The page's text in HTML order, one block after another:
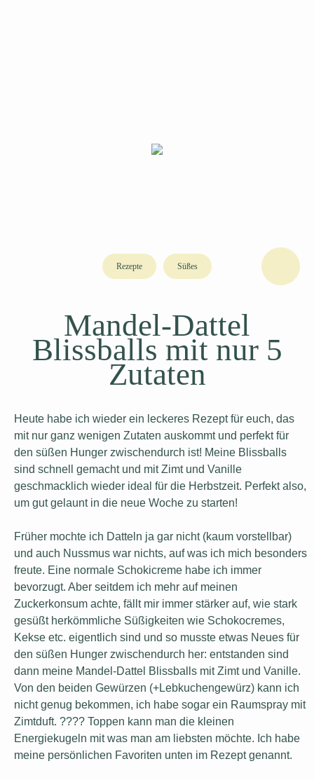
Rezepte Süßes
Mandel-Dattel
Blissballs mit nur 5
Zutaten
Heute habe ich wieder ein leckeres Rezept für euch, das
mit nur ganz wenigen Zutaten auskommt und perfekt für
den süßen Hunger zwischendurch ist! Meine Blissballs
sind schnell gemacht und mit Zimt und Vanille
geschmacklich wieder ideal für die Herbstzeit. Perfekt also,
um gut gelaunt in die neue Woche zu starten!
Früher mochte ich Datteln ja gar nicht (kaum vorstellbar)
und auch Nussmus war nichts, auf was ich mich besonders
freute. Eine normale Schokicreme habe ich immer
bevorzugt. Aber seitdem ich mehr auf meinen
Zuckerkonsum achte, fällt mir immer stärker auf, wie stark
gesüßt herkömmliche Süßigkeiten wie Schokocremes,
Kekse etc. eigentlich sind und so musste etwas Neues für
den süßen Hunger zwischendurch her: entstanden sind
dann meine Mandel-Dattel Blissballs mit Zimt und Vanille.
Von den beiden Gewürzen (+Lebkuchengewürz) kann ich
nicht genug bekommen, ich habe sogar ein Raumspray mit
Zimtduft. ???? Toppen kann man die kleinen
Energiekugeln mit was man am liebsten möchte. Ich habe
meine persönlichen Favoriten unten im Rezept genannt.